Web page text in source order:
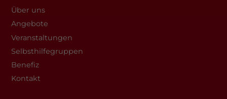
Über uns
Angebote
Veranstaltungen
Selbsthilfegruppen
Benefiz
Kontakt